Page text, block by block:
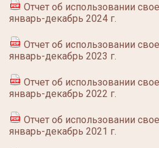
Отчет об использовании
январь-декабрь 2024 г.
Отчет об использовании
январь-декабрь 2023 г.
Отчет об использовании
январь-декабрь 2022 г.
Отчет об использовании
январь-декабрь 2021 г.